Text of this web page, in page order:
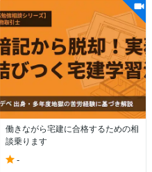
働きながら宅建に合格するための相
談乗ります
-